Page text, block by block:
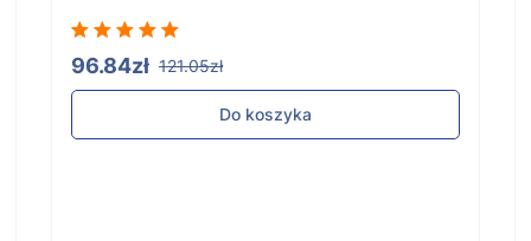
96.84zł 121.05zł
Do koszyka